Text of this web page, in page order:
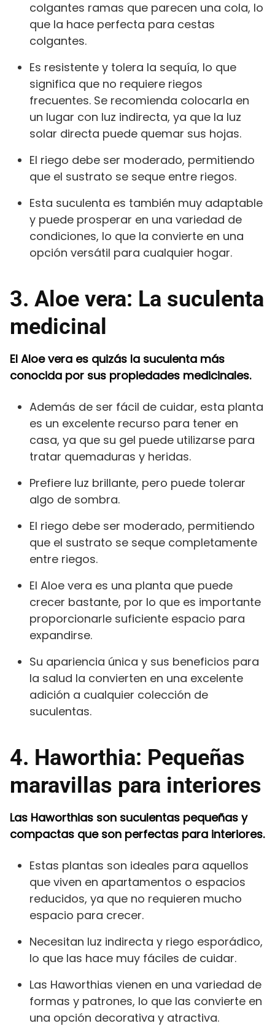
colgantes ramas que parecen una cola, lo
que la hace perfecta para cestas
colgantes.
Es resistente y tolera la sequía, lo que
significa que no requiere riegos
frecuentes. Se recomienda colocarla en
un lugar con luz indirecta, ya que la luz
solar directa puede quemar sus hojas.
El riego debe ser moderado, permitiendo
que el sustrato se seque entre riegos.
Esta suculenta es también muy adaptable
y puede prosperar en una variedad de
condiciones, lo que la convierte en una
opción versátil para cualquier hogar.
3. Aloe vera: La suculenta
medicinal
El Aloe vera es quizás la suculenta más
conocida por sus propiedades medicinales.
Además de ser fácil de cuidar, esta planta
es un excelente recurso para tener en
casa, ya que su gel puede utilizarse para
tratar quemaduras y heridas.
Prefiere luz brillante, pero puede tolerar
algo de sombra.
El riego debe ser moderado, permitiendo
que el sustrato se seque completamente
entre riegos.
El Aloe vera es una planta que puede
crecer bastante, por lo que es importante
proporcionarle suficiente espacio para
expandirse.
Su apariencia única y sus beneficios para
la salud la convierten en una excelente
adición a cualquier colección de
suculentas.
4. Haworthia: Pequeñas
maravillas para interiores
Las Haworthias son suculentas pequeñas y
compactas que son perfectas para interiores.
Estas plantas son ideales para aquellos
que viven en apartamentos o espacios
reducidos, ya que no requieren mucho
espacio para crecer.
Necesitan luz indirecta y riego esporádico,
lo que las hace muy fáciles de cuidar.
Las Haworthias vienen en una variedad de
formas y patrones, lo que las convierte en
una opción decorativa y atractiva.